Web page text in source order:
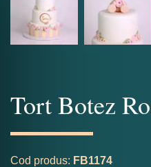
Tort Botez
Cod produs: FB1174